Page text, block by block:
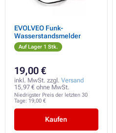
EVOLVEO Funk-
Wasserstandsmelder
Auf Lager 1 Stk.
19,00 €
inkl. MwSt. zzgl. Versand
15,97 € ohne MwSt.
Niedrigster Preis der letzten 30
Tage: 19,00 €
Kaufen